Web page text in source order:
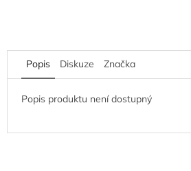
Popis Diskuze Značka
Popis produktu není dostupný